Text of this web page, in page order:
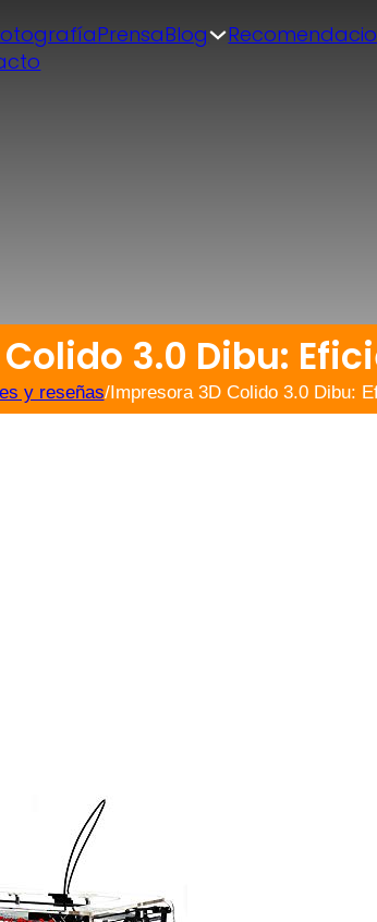
PrensaBlog
3.0 Dibu:
y reseñas/Impresora 3D Colido 3.0 Dibu: